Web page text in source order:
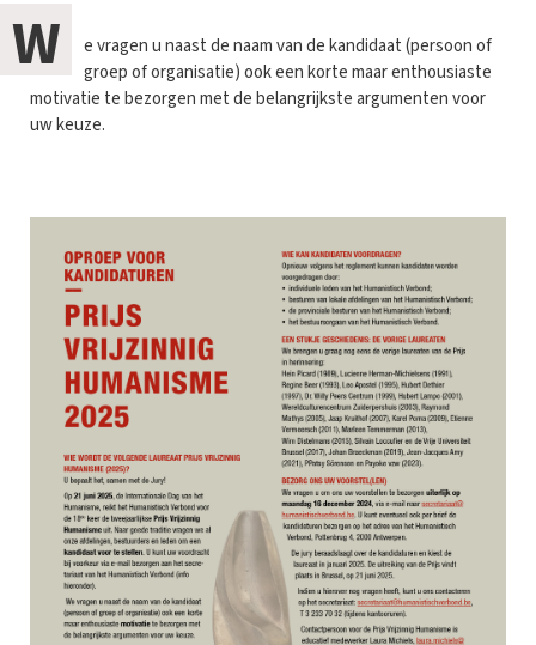
W
e vragen u naast de naam van de kandidaat (persoon of
groep of organisatie) ook een korte maar enthousiaste
motivatie te bezorgen met de belangrijkste argumenten voor
uw keuze.